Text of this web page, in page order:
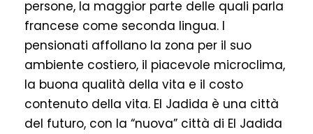
persone, la maggior parte delle quali parla
francese come seconda lingua. I
pensionati affollano la zona per il suo
ambiente costiero, il piacevole microclima,
la buona qualità della vita e il costo
contenuto della vita. El Jadida è una città
del futuro, con la “nuova” città di El Jadida